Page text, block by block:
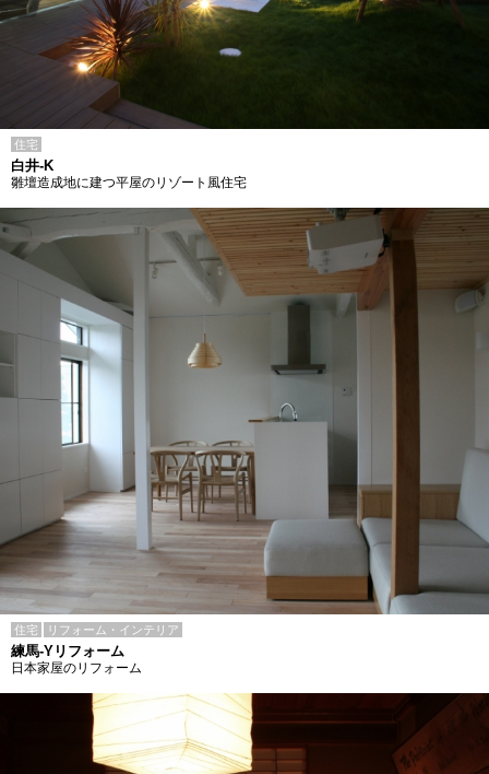
住宅
白井-K
雛壇造成地に建つ平屋のリゾート風住宅
住宅 リフォーム・インテリア
練馬-Yリフォーム
日本家屋のリフォーム